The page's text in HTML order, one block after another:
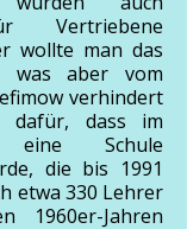
Vertriebene
wollte man das
was aber vom
verhindert
dafür, dass im
eine Schule
die bis 1991
etwa 330 Lehrer
1960er-Jahren